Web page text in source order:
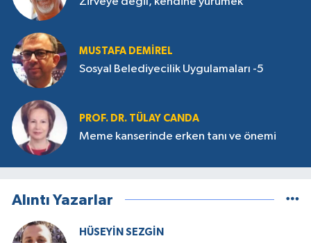
MUSTAFA DEMIREL
Sosyal Belediyecilik Uygulamaları -5
PROF. DR. TÜLAY CANDA
Meme kanserinde erken tanı ve önemi
Alıntı Yazarlar
HÜSEYIN SEZGIN